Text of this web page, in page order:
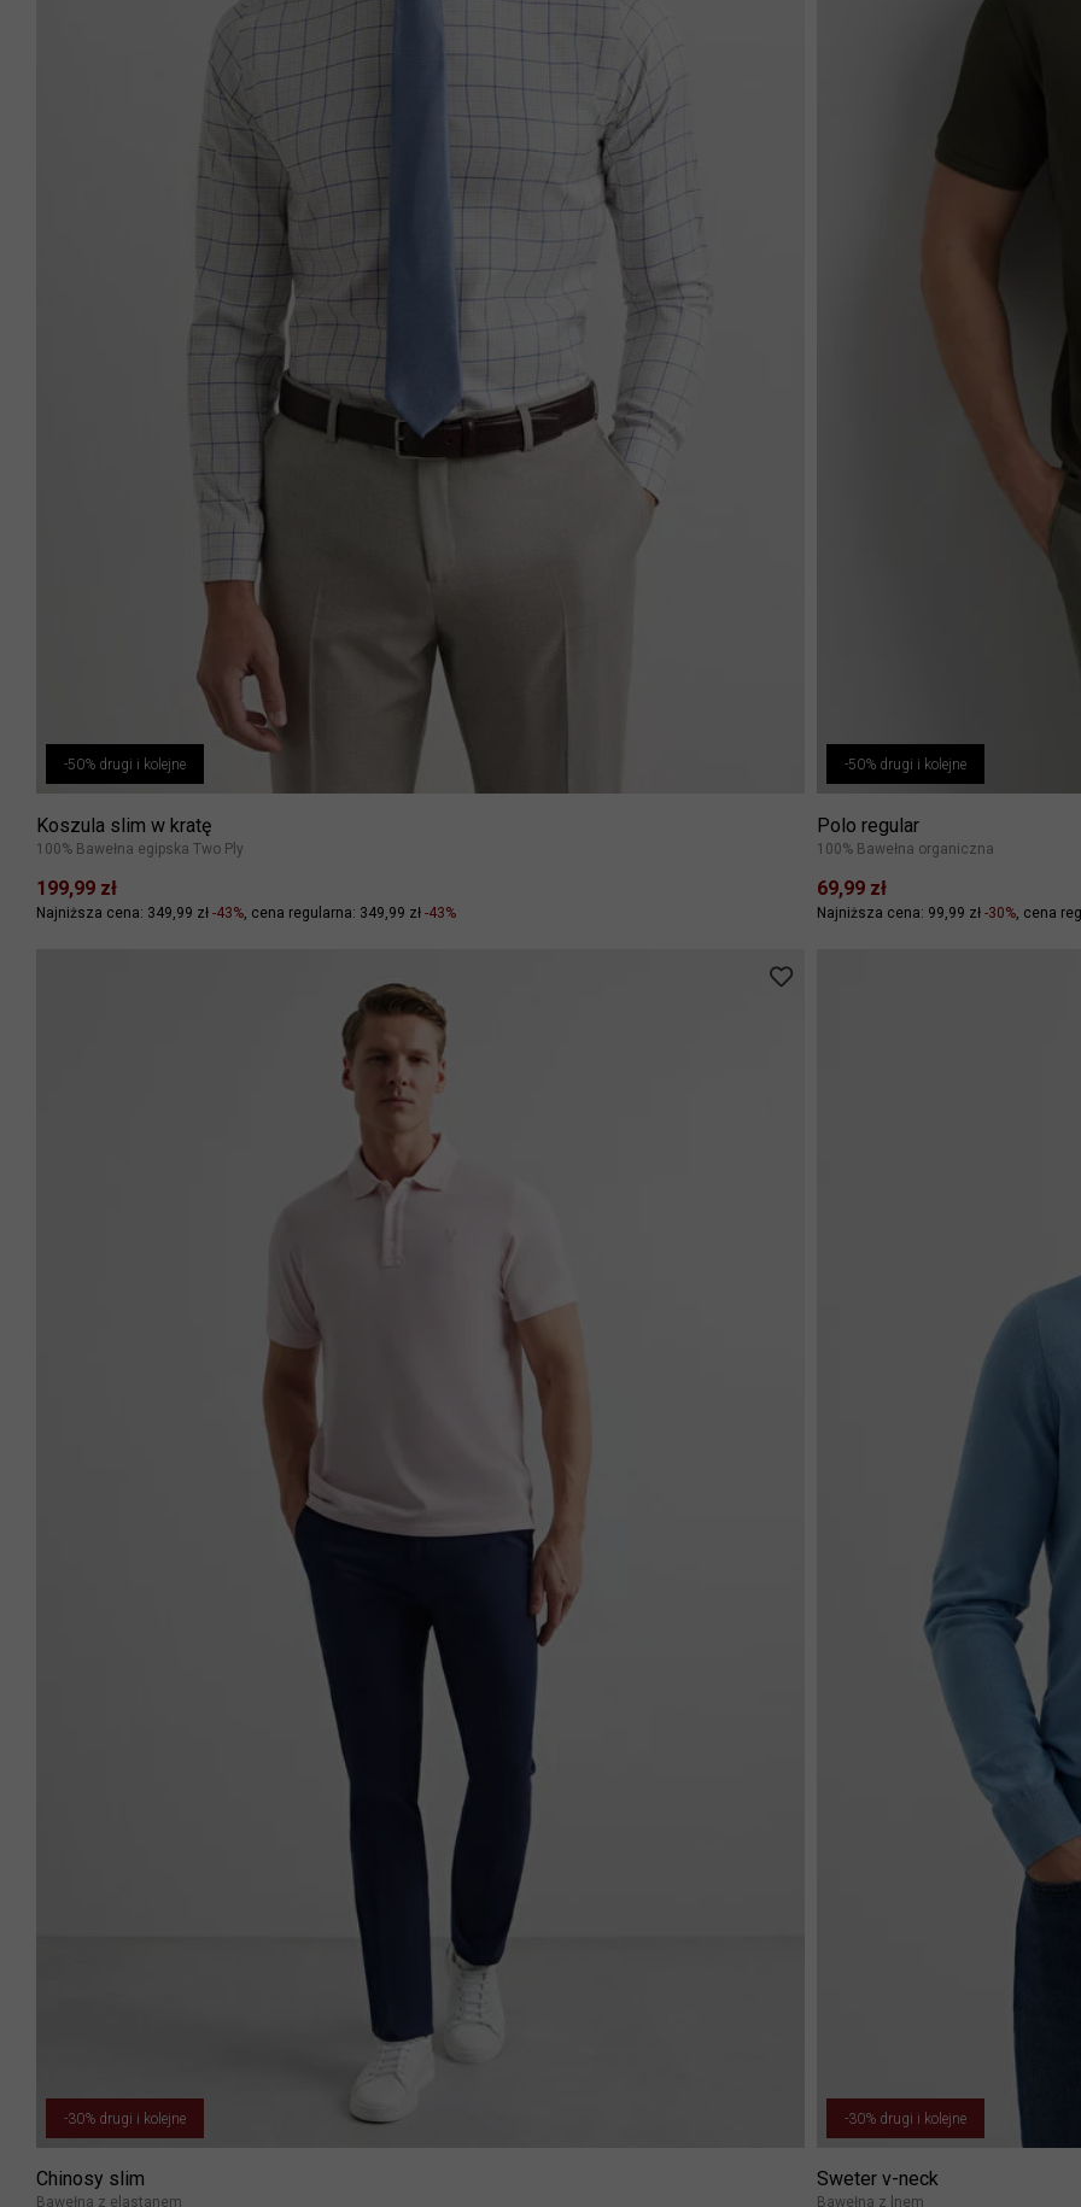
-50% drugi i kolejne
Koszula slim w kratę
100% Bawełna egipska Two Ply
199,99 zł
Najniższa cena: 349,99 zł -43% cena regularna: 349,99 zł -43%
-50% drugi i kolejne
Polo regular
100% Bawełna organiczna
69,99 zł
Najniższa cena: 99,99 zł -30% cena
-30% drugi i kolejne
Chinosy slim
Bawełna z elastanem
-30% drugi i kolejne
Sweter v-neck
Bawełna z lnem